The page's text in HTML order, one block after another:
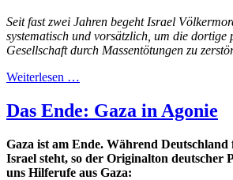
Seit fast zwei Jahren begeht Israel
systematisch und vorsätzlich, um die dortige
Gesellschaft durch Massentötungen zu
Weiterlesen …
Das Ende: Gaza in Agonie
Gaza ist am Ende. Während Deutschland
Israel steht, so der Originalton deutscher
uns Hilferufe aus Gaza: